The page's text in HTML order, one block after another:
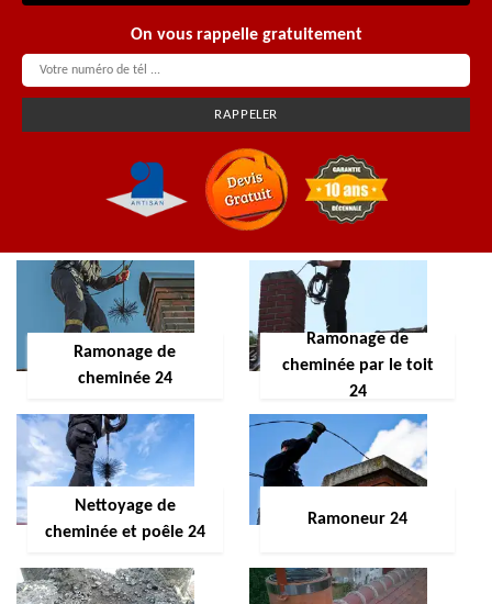
On vous rappelle gratuitement
Ramonage de
cheminée 24
Ramonage de
cheminée par le toit
24
Nettoyage de
cheminée et poêle 24
Ramoneur 24